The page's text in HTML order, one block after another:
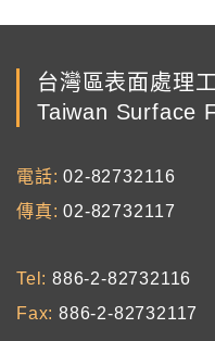
台灣區表面處理
Taiwan Surface
電話
02-82732116
傳真
02-82732117
Tel
886-2-82732116
Fax 886-2-82732117